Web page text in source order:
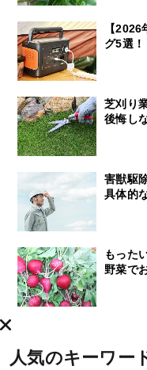
【
グ5選
芝刈り
後悔し
害獣駆
具体的
もった
野菜で
人気のキーワー